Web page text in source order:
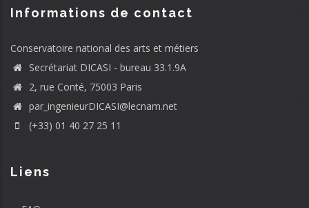
Informations de contact
Conservatoire national des arts et métiers
Secrétariat DICASI - bureau 33.1.9A
2, rue Conté, 75003 Paris
par_ingenieurDICASI@lecnam.net
(+33) 01 40 27 25 11
Liens